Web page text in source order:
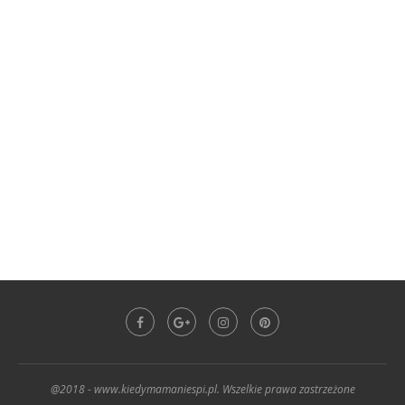
@2018 - www.kiedymamaniespi.pl. Wszelkie prawa zastrzeżone